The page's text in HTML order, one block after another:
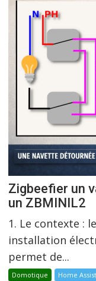
Zigbeefier un
un ZBMINIL2
1. Le contexte :
installation
permet de...
Domotique Home